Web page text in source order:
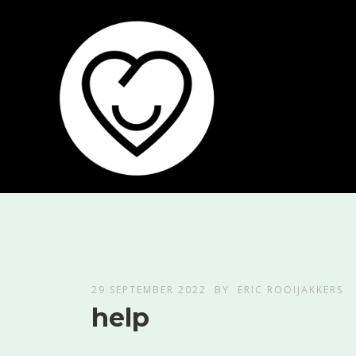
29 SEPTEMBER 2022 BY ERIC ROOIJAKKERS
help